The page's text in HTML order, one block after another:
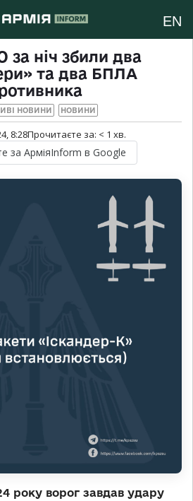
EN
ніч збили два
та два БПЛА
НОВИНИ НОВИНИ
8:28Прочитаєте за: < 1 хв.
за АрміяInform в Google
року ворог завдав удару